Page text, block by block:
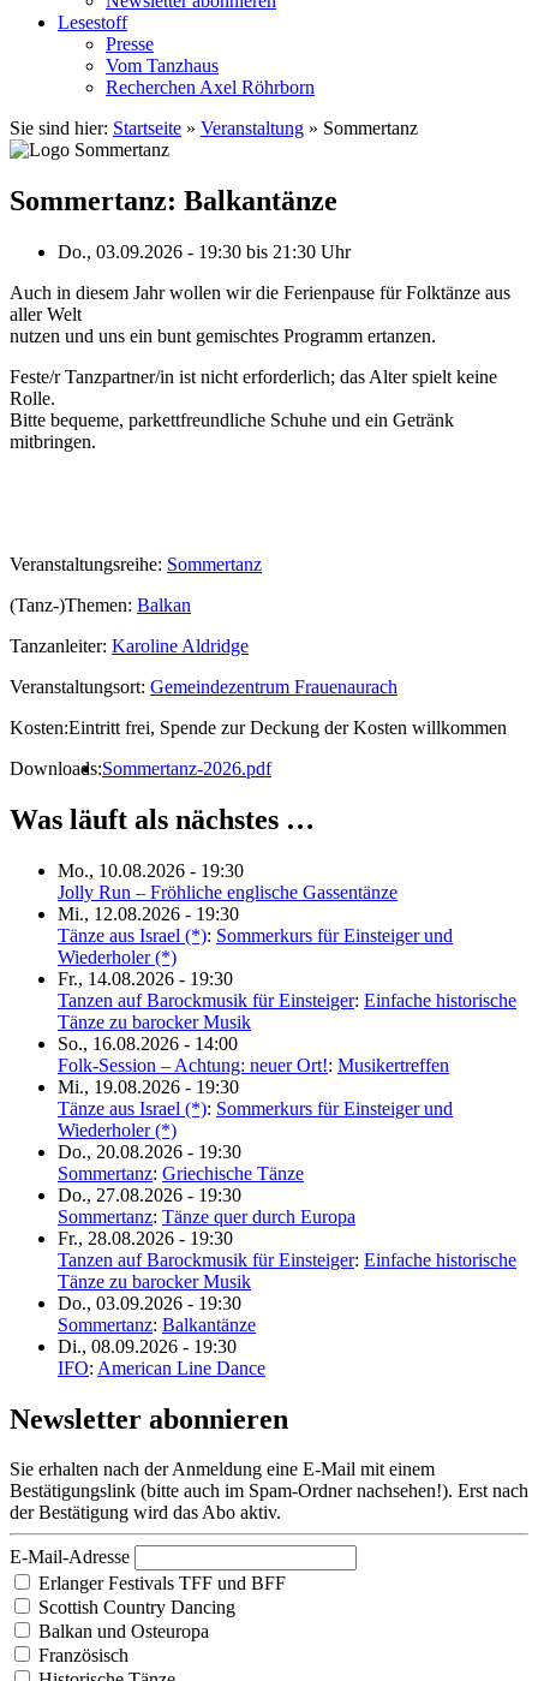
Lesestoff
Presse
Vom Tanzhaus
Recherchen Axel Röhrborn
Sie sind hier: Startseite » Veranstaltung » Sommertanz
Sommertanz: Balkantänze
Do., 03.09.2026 - 19:30 bis 21:30 Uhr
Auch in diesem Jahr wollen wir die Ferienpause für Folktänze aus
aller Welt
nutzen und uns ein bunt gemischtes Programm ertanzen.
Feste/r Tanzpartner/in ist nicht erforderlich; das Alter spielt keine
Rolle.
Bitte bequeme, parkettfreundliche Schuhe und ein Getränk
mitbringen.
Veranstaltungsreihe: Sommertanz
(Tanz-)Themen: Balkan
Tanzanleiter: Karoline Aldridge
Veranstaltungsort: Gemeindezentrum Frauenaurach
Kosten:Eintritt frei, Spende zur Deckung der Kosten willkommen
Downloads:Sommertanz-2026.pdf
Was läuft als nächstes …
Mo., 10.08.2026 - 19:30
Jolly Run – Fröhliche englische Gassentänze
Mi., 12.08.2026 - 19:30
Tänze aus Israel (*): Sommerkurs für Einsteiger und
Wiederholer (*)
Fr., 14.08.2026 - 19:30
Tanzen auf Barockmusik für Einsteiger: Einfache historische
Tänze zu barocker Musik
So., 16.08.2026 - 14:00
Folk-Session – Achtung: neuer Ort!: Musikertreffen
Mi., 19.08.2026 - 19:30
Tänze aus Israel (*): Sommerkurs für Einsteiger und
Wiederholer (*)
Do., 20.08.2026 - 19:30
Sommertanz: Griechische Tänze
Do., 27.08.2026 - 19:30
Sommertanz: Tänze quer durch Europa
Fr., 28.08.2026 - 19:30
Tanzen auf Barockmusik für Einsteiger: Einfache historische
Tänze zu barocker Musik
Do., 03.09.2026 - 19:30
Sommertanz: Balkantänze
Di., 08.09.2026 - 19:30
IFO: American Line Dance
Newsletter abonnieren
Sie erhalten nach der Anmeldung eine E-Mail mit einem
Bestätigungslink (bitte auch im Spam-Ordner nachsehen!). Erst nach
der Bestätigung wird das Abo aktiv.
E-Mail-Adresse
Erlanger Festivals TFF und BFF
Scottish Country Dancing
Balkan und Osteuropa
Französisch